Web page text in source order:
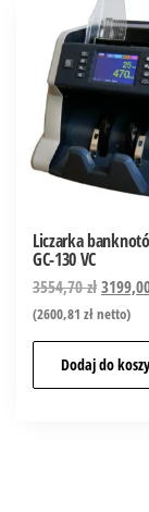
Liczarka
GC-130 VC
3554,70zł
(2600,81 złnetto)
Dodaj do